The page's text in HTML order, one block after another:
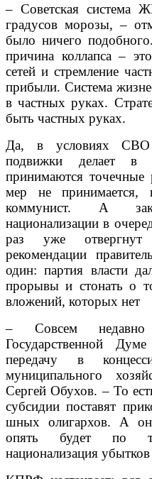
– Советская система
градусов морозы, –
было ничего
причина коллапса –
сетей и стремление
прибыли. Система
в частных руках.
быть частных руках.
Да, в условиях СВО
подвижки делает в
принимаются точечные
мер не принимается,
коммунист. А
национализации в
раз уже
рекомендации
один: партия власти
прорывы и стонать о
вложений, которых нет
– Совсем
Государственной
передачу в
муниципального
Сергей Обухов. – То
субсидии поставят
шных олигархов. А
опять будет по
национализация